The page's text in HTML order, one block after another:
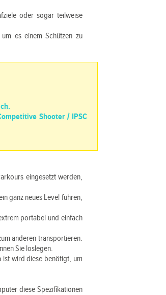
oder sogar teilweise
es einem Schützen zu
Shooter / IPSC
eingesetzt werden,
ganz neues Level führen,
portabel und einfach
anderen transportieren.
Sie loslegen.
ist wird diese benötigt, um
diese Spezifikationen